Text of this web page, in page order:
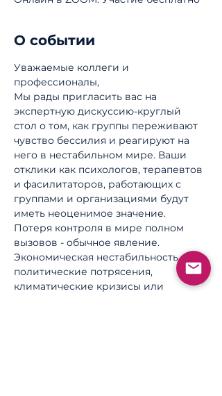
О событии
Уважаемые коллеги и
профессионалы,
Мы рады пригласить вас на
экспертную дискуссию-круглый
стол о том, как группы переживают
чувство бессилия и реагируют на
него в нестабильном мире. Ваши
отклики как психологов, терапевтов
и фасилитаторов, работающих с
группами и организациями будут
иметь неоценимое значение.
Потеря контроля в мире полном
вызовов - обычное явление.
Экономическая нестабильность,
политические потрясения,
климатические кризисы или